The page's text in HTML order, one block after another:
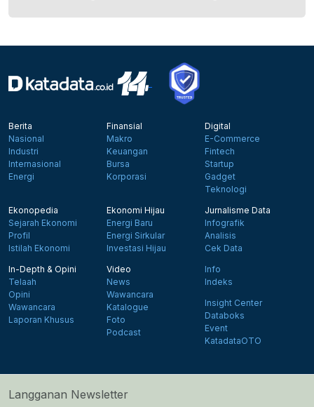
Berita
Nasional
Industri
Internasional
Energi
Finansial
Makro
Keuangan
Bursa
Korporasi
Digital
E-Commerce
Fintech
Startup
Gadget
Teknologi
Ekonopedia
Sejarah Ekonomi
Profil
Istilah Ekonomi
Ekonomi Hijau
Energi Baru
Energi Sirkular
Investasi Hijau
Jurnalisme Data
Infografik
Analisis
Cek Data
In-Depth & Opini
Telaah
Opini
Wawancara
Laporan Khusus
Video
News
Wawancara
Katalogue
Foto
Podcast
Info
Indeks
Insight Center
Databoks
Event
KatadataOTO
Langganan Newsletter